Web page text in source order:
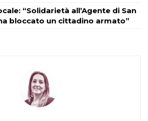
“Solidarietà all’Agente di San
bloccato un cittadino armato”